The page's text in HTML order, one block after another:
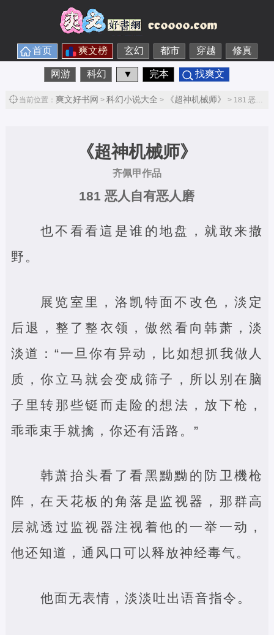
首页 爽文榜 玄幻 都市 穿越 修真
网游 科幻 ▼ 完本 找爽文
当前位置： 爽文好书网 > 科幻小说大全 > 《超神机械师》 > 181 恶人自有恶人磨第1节
《超神机械师》
齐佩甲作品
181 恶人自有恶人磨
也不看看這是谁的地盘，就敢来撒
野。
展览室里，洛凯特面不改色，淡定
后退，整了整衣领，傲然看向韩萧，淡
淡道：“一旦你有异动，比如想抓我做人
质，你立马就会变成筛子，所以别在脑
子里转那些铤而走险的想法，放下枪，
乖乖束手就擒，你还有活路。”
韩萧抬头看了看黑黝黝的防卫機枪
阵，在天花板的角落是监视器，那群高
层就透过监视器注视着他的一举一动，
他还知道，通风口可以释放神经毒气。
他面无表情，淡淡吐出语音指令。